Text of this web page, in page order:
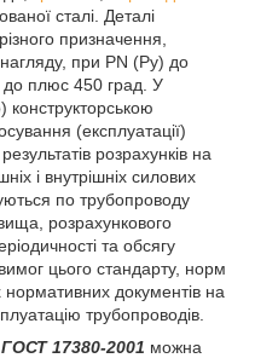
сталі. Деталі
призначення,
при PN (Py) до
до плюс 450 град. У
конструкторською
(експлуатації)
розрахунків на
і внутрішніх силових
по трубопроводу
розрахункового
та обсягу
цього стандарту, норм
нормативних документів на
трубопроводів.
ГОСТ 17380-2001 можна